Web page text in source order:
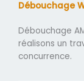
Débouchage
Débouchage
réalisons un
concurrence.